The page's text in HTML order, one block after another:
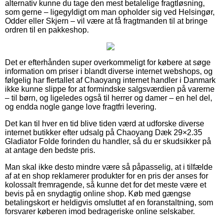
alternativ kunne du tage den mest betalelige fragtløsning,
som gerne – ligegyldigt om man opholder sig ved Helsingør,
Odder eller Skjern – vil være at få fragtmanden til at bringe
ordren til en pakkeshop.
Det er efterhånden super overkommeligt for købere at søge
information om priser i blandt diverse internet webshops, og
følgelig har flertallet af Chaoyang internet handler i Danmark
ikke kunne slippe for at formindske salgsværdien på varerne
– til børn, og ligeledes også til herrer og damer – en hel del,
og endda nogle gange love fragtfri levering.
Det kan til hver en tid blive tiden værd at udforske diverse
internet butikker efter udsalg på Chaoyang Dæk 29×2.35
Gladiator Folde forinden du handler, så du er skudsikker på
at antage den bedste pris.
Man skal ikke desto mindre være så påpasselig, at i tilfælde
af at en shop reklamerer produkter for en pris der anses for
kolossalt fremragende, så kunne det for det meste være et
bevis på en snydagtig online shop. Køb med gængse
betalingskort er heldigvis omsluttet af en foranstaltning, som
forsvarer køberen imod bedrageriske online selskaber.